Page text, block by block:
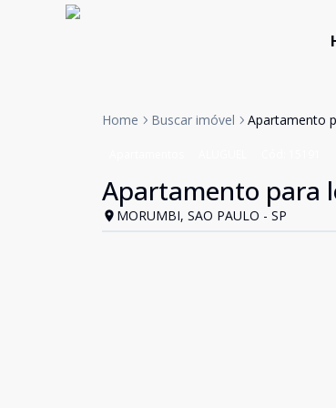
Home Buscar imóvel Apartamento
Apartamento para
MORUMBI, SAO PAULO - SP